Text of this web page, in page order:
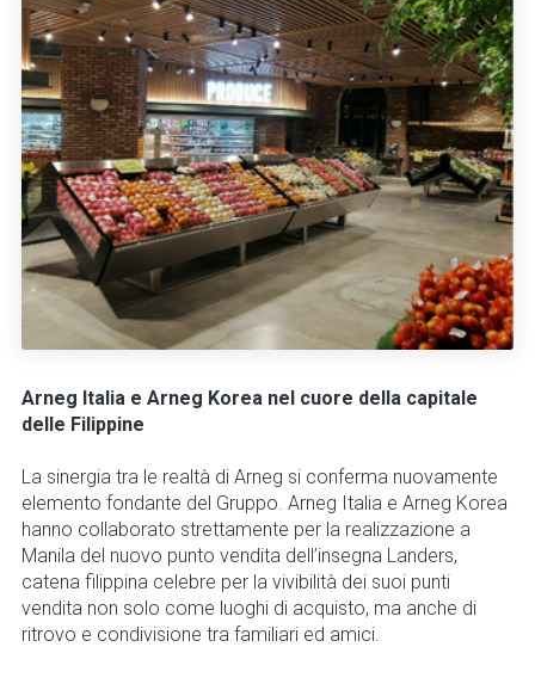
Arneg Italia e Arneg Korea nel cuore della capitale
delle Filippine
La sinergia tra le realtà di Arneg si conferma nuovamente
elemento fondante del Gruppo. Arneg Italia e Arneg Korea
hanno collaborato strettamente per la realizzazione a
Manila del nuovo punto vendita dell’insegna Landers,
catena filippina celebre per la vivibilità dei suoi punti
vendita non solo come luoghi di acquisto, ma anche di
ritrovo e condivisione tra familiari ed amici.